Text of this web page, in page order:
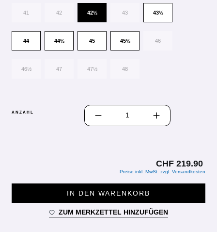
41 42 42½ 43 43½
44 44½ 45 45½ 46
46½ 47 47½ 48
ANZAHL
PRODUKT ANZAHL: GIB DEN
CHF 219.90
Preise inkl. MwSt. zzgl. Versandkosten
IN DEN WARENKORB
ZUM MERKZETTEL HINZUFÜGEN